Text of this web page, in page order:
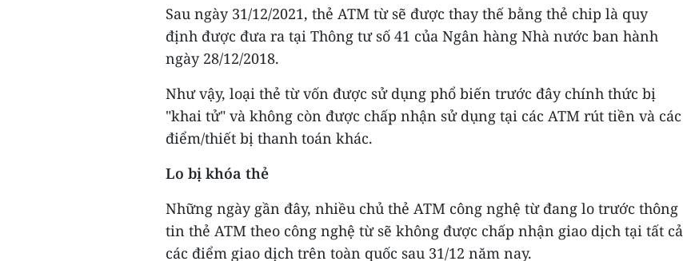
Sau ngày 31/12/2021, thẻ ATM từ sẽ được thay thế bằng thẻ chip là quy
định được đưa ra tại Thông tư số 41 của Ngân hàng Nhà nước ban hành
ngày 28/12/2018.
Như vậy, loại thẻ từ vốn được sử dụng phổ biến trước đây chính thức bị
"khai tử" và không còn được chấp nhận sử dụng tại các ATM rút tiền và các
điểm/thiết bị thanh toán khác.
Lo bị khóa thẻ
Những ngày gần đây, nhiều chủ thẻ ATM công nghệ từ đang lo trước thông
tin thẻ ATM theo công nghệ từ sẽ không được chấp nhận giao dịch tại tất cả
các điểm giao dịch trên toàn quốc sau 31/12 năm nay.